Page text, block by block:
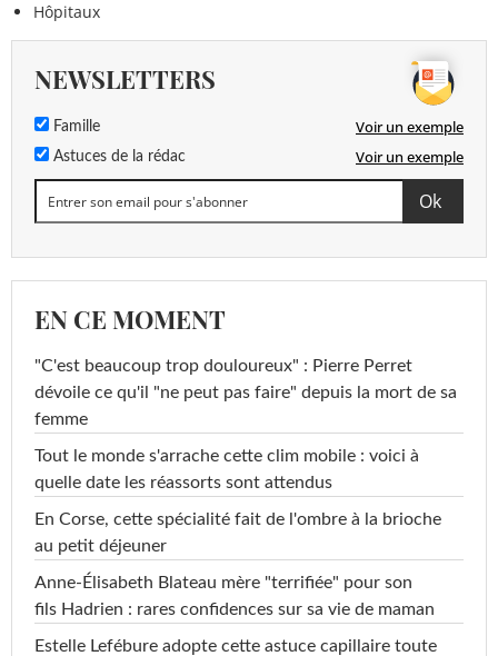
Hôpitaux
NEWSLETTERS
Famille Voir un exemple
Astuces de la rédac Voir un exemple
EN CE MOMENT
"C'est beaucoup trop douloureux" : Pierre Perret
dévoile ce qu'il "ne peut pas faire" depuis la mort de sa
femme
Tout le monde s'arrache cette clim mobile : voici à
quelle date les réassorts sont attendus
En Corse, cette spécialité fait de l'ombre à la brioche
au petit déjeuner
Anne-Élisabeth Blateau mère "terrifiée" pour son
fils Hadrien : rares confidences sur sa vie de maman
Estelle Lefébure adopte cette astuce capillaire toute